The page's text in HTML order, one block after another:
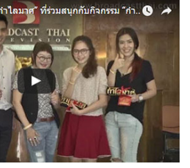
กำไลมาศ